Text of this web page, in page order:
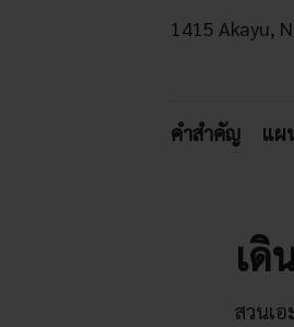
1415 Akayu,
คำสำคัญ แผ
เดิ
สวนเ